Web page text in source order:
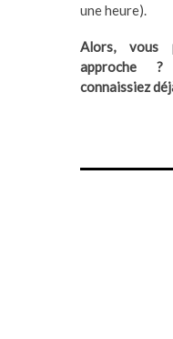
une heure).
Alors, vous
approche
connaissiez